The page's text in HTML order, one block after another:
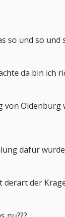
so und so
da bin ich
Oldenburg
dafür
der